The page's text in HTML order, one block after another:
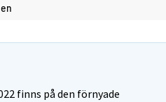
finns på den förnyade